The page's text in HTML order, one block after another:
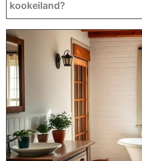
kookeiland?